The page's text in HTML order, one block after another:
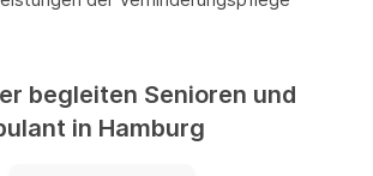
begleiten Senioren und
in Hamburg